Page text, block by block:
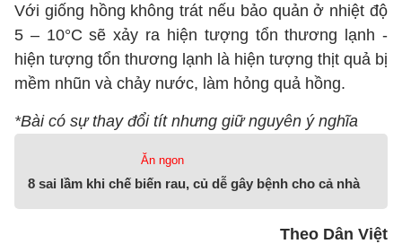
Với giống hồng không trát nếu bảo quản ở nhiệt độ
5 – 10°C sẽ xảy ra hiện tượng tổn thương lạnh -
hiện tượng tổn thương lạnh là hiện tượng thịt quả bị
mềm nhũn và chảy nước, làm hỏng quả hồng.
*Bài có sự thay đổi tít nhưng giữ nguyên ý nghĩa
Ăn ngon
8 sai lầm khi chế biến rau, củ dễ gây bệnh cho cả nhà
Theo Dân Việt